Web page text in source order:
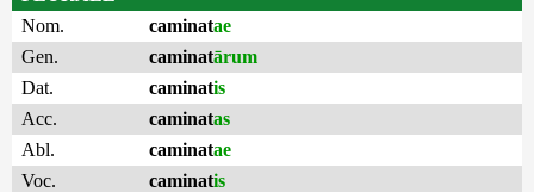
Nom.
caminatae
Gen.
caminatārum
Dat.
caminatis
Acc.
caminatas
Abl.
caminatae
Voc.
caminatis